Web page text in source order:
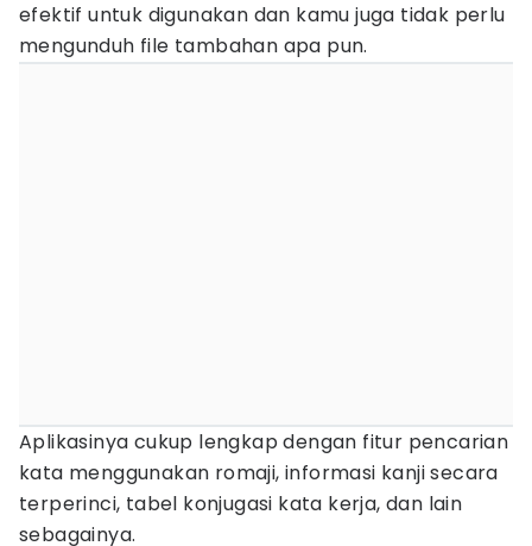
efektif untuk digunakan dan kamu juga tidak perlu
mengunduh file tambahan apa pun.
Aplikasinya cukup lengkap dengan fitur pencarian
kata menggunakan romaji, informasi kanji secara
terperinci, tabel konjugasi kata kerja, dan lain
sebagainya.